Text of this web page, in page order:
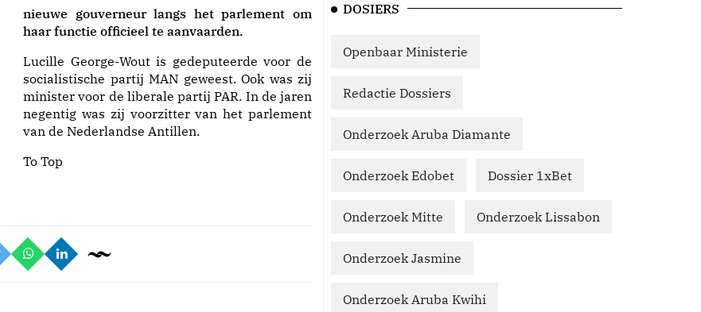
nieuwe gouverneur langs het parlement om
haar functie officieel te aanvaarden.
Lucille George-Wout is gedeputeerde voor de
socialistische partij MAN geweest. Ook was zij
minister voor de liberale partij PAR. In de jaren
negentig was zij voorzitter van het parlement
van de Nederlandse Antillen.
To Top
DOSIERS
Openbaar Ministerie
Redactie Dossiers
Onderzoek Aruba Diamante
Onderzoek Edobet Dossier 1xBet
Onderzoek Mitte Onderzoek Lissabon
Onderzoek Jasmine
Onderzoek Aruba Kwihi